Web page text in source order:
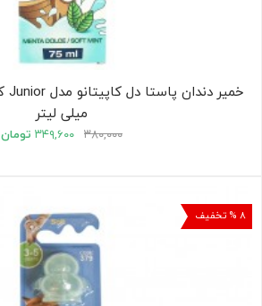
میلی لیتر
۳۸۰,۰۰۰ ۳۴۹,۶۰۰ تومان
۸ % تخفیف